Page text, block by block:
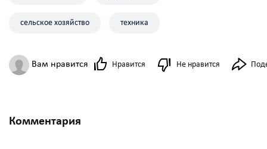
сельское хозяйство техника
Вам нравится Нравится Не нравится
Комментария